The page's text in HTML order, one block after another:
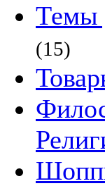
Темы
(15)